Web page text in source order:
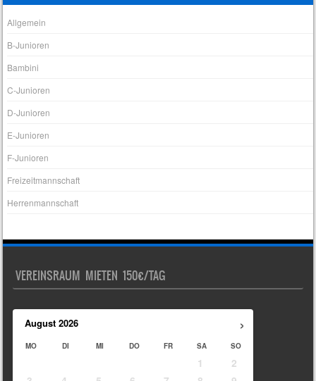
Allgemein
B-Junioren
Bambini
C-Junioren
D-Junioren
E-Junioren
F-Junioren
Freizeitmannschaft
Herrenmannschaft
VEREINSRAUM MIETEN 150€/TAG
›
August 2026
MO DI MI DO FR SA SO
1
2